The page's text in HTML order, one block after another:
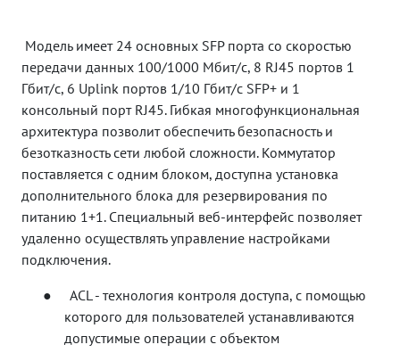
Модель имеет 24 основных SFP порта со скоростью
передачи данных 100/1000 Мбит/c, 8 RJ45 портов 1
Гбит/с, 6 Uplink портов 1/10 Гбит/c SFP+ и 1
консольный порт RJ45. Гибкая многофункциональная
архитектура позволит обеспечить безопасность и
безотказность сети любой сложности. Коммутатор
поставляется с одним блоком, доступна установка
дополнительного блока для резервирования по
питанию 1+1. Специальный веб-интерфейс позволяет
удаленно осуществлять управление настройками
подключения.
●
ACL - технология контроля доступа, с помощью
которого для пользователей устанавливаются
допустимые операции с объектом